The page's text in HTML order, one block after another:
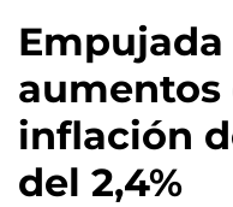
aumentos
inflación
del 2,4%